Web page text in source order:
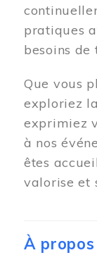
pratiques
besoins de
Que vous
exploriez
exprimiez
à nos
êtes
valorise et
À